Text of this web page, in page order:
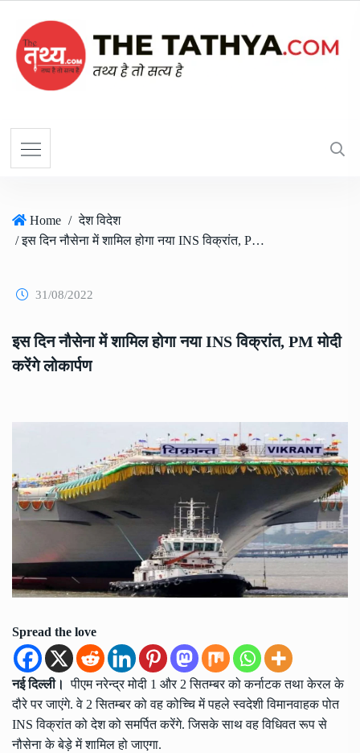
Home / देश विदेश
/ इस दिन नौसेना में शामिल होगा नया INS विक्रांत, PM मोदी करेंगे लोकार्पण
31/08/2022
इस दिन नौसेना में शामिल होगा नया INS विक्रांत, PM मोदी
करेंगे लोकार्पण
Spread the love
नई दिल्ली। पीएम नरेन्द्र मोदी 1 और 2 सितम्बर को कर्नाटक तथा केरल के
दौरे पर जाएंगे. वे 2 सितम्बर को वह कोच्चि में पहले स्वदेशी विमानवाहक पोत
INS विक्रांत को देश को समर्पित करेंगे. जिसके साथ वह विधिवत रूप से
नौसेना के बेड़े में शामिल हो जाएगा.